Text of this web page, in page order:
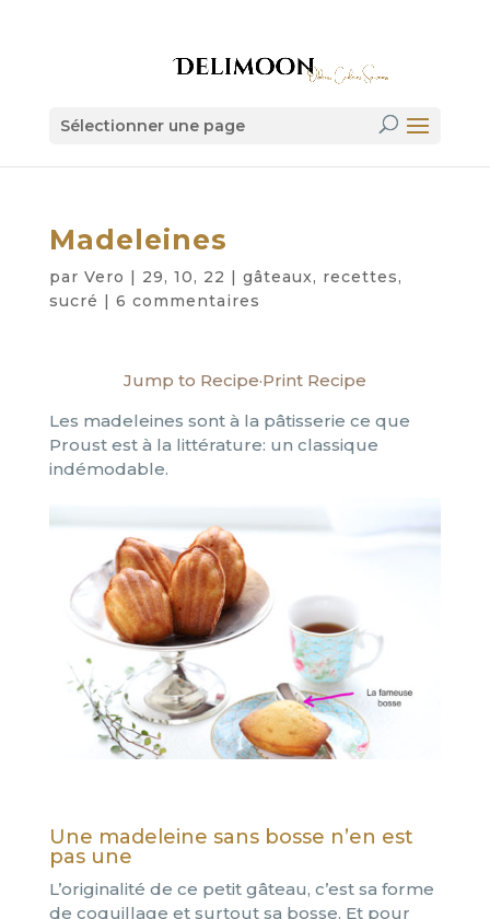
Sélectionner une page
Madeleines
par Vero | 29, 10, 22 | gâteaux, recettes,
sucré | 6 commentaires
Jump to Recipe·Print Recipe
Les madeleines sont à la pâtisserie ce que
Proust est à la littérature: un classique
indémodable.
Une madeleine sans bosse n’en est
pas une
L’originalité de ce petit gâteau, c’est sa forme
de coquillage et surtout sa bosse. Et pour